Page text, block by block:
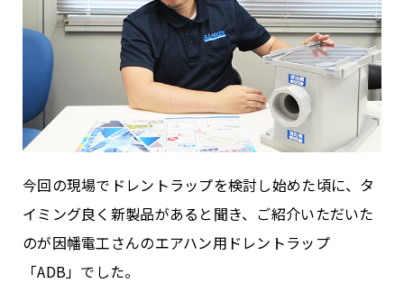
今回の現場でドレントラップを検討し始めた頃に、タ
イミング良く新製品があると聞き、ご紹介いただいた
のが因幡電工さんのエアハン用ドレントラップ
「ADB」でした。